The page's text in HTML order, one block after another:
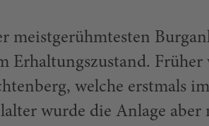
meistgerühmtesten
Erhaltungszustand. Früher
welche erstmals
wurde die Anlage aber